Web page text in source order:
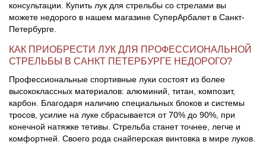
консультации. Купить лук для стрельбы со стрелами вы
можете недорого в нашем магазине СуперАрбалет в Санкт-
Петербурге.
КАК ПРИОБРЕСТИ ЛУК ДЛЯ ПРОФЕССИОНАЛЬНОЙ
СТРЕЛЬБЫ В САНКТ ПЕТЕРБУРГЕ НЕДОРОГО?
Профессиональные спортивные луки состоят из более
высококлассных материалов: алюминий, титан, композит,
карбон. Благодаря наличию специальных блоков и системы
тросов, усилие на луке сбрасывается от 70% до 90%, при
конечной натяжке тетивы. Стрельба станет точнее, легче и
комфортней. Своего рода снайперская винтовка в мире луков.